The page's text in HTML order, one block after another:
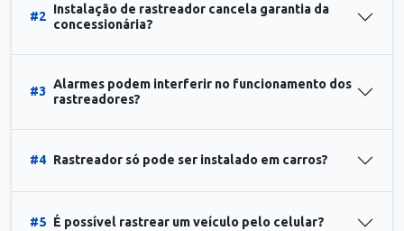
#2
Instalação de rastreador cancela garantia da
concessionária?
#3
Alarmes podem interferir no funcionamento dos
rastreadores?
#4 Rastreador só pode ser instalado em carros?
#5 É possível rastrear um veículo pelo celular?